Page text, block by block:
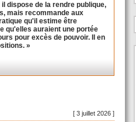
dispose de la rendre publique,
mais recommande aux
qu'il estime être
qu'elles auraient une portée
pour excès de pouvoir. Il en
»
[ 3 juillet 2026 ]